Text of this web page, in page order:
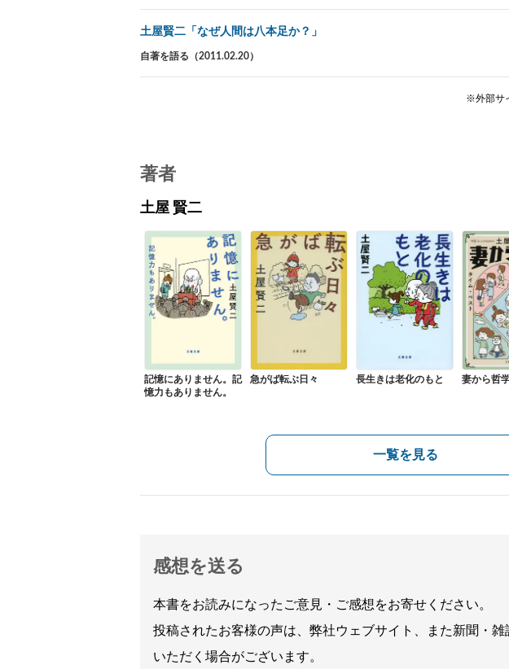
土屋賢二「なぜ人間は八本足か？」
自著を語る（2011.02.20）
※外部サ
著者
土屋 賢二
記憶にありません。記
憶力もありません。
急がば転ぶ日々 長生きは老化のもと 妻から哲
一覧を見る
感想を送る
本書をお読みになったご意見・ご感想をお寄せください。
投稿されたお客様の声は、弊社ウェブサイト、また新聞・
いただく場合がございます。